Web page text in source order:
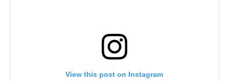
View this post on Instagram